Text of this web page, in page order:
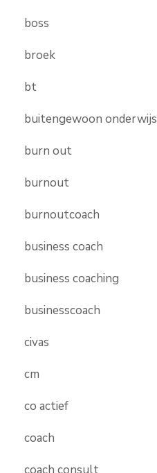
boss
broek
bt
buitengewoon onderwijs
burn out
burnout
burnoutcoach
business coach
business coaching
businesscoach
civas
cm
co actief
coach
coach consult